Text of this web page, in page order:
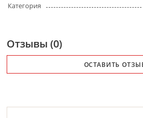
Категория
Отзывы (0)
ОСТАВИТЬ